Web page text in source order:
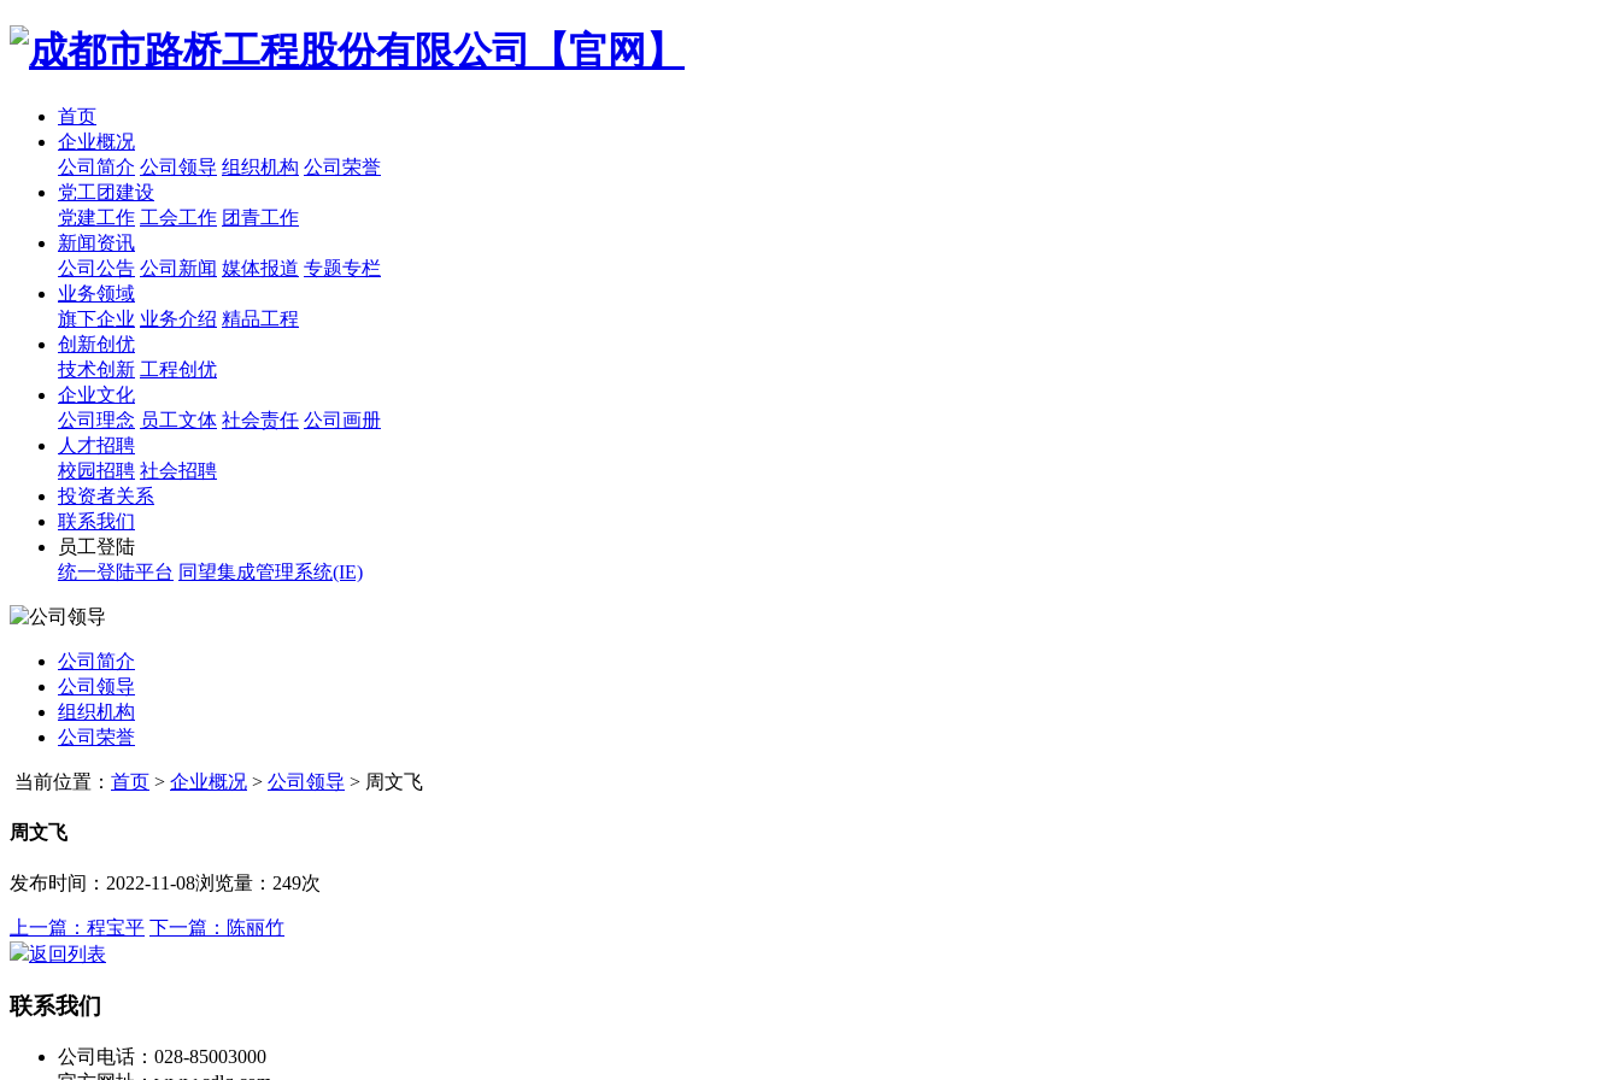
首页
企业概况
公司简介 公司领导 组织机构 公司荣誉
党工团建设
党建工作 工会工作 团青工作
新闻资讯
公司公告 公司新闻 媒体报道 专题专栏
业务领域
旗下企业 业务介绍 精品工程
创新创优
技术创新 工程创优
企业文化
公司理念 员工文体 社会责任 公司画册
人才招聘
校园招聘 社会招聘
投资者关系
联系我们
员工登陆
统一登陆平台 同望集成管理系统(IE)
公司简介
公司领导
组织机构
公司荣誉
当前位置： 首页 > 企业概况 > 公司领导 > 周文飞
周文飞
发布时间：2022-11-08浏览量：249次
上一篇：程宝平 下一篇：陈丽竹
返回列表
联系我们
公司电话：028-85003000